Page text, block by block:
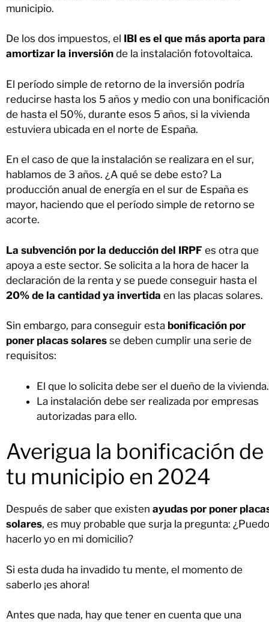
municipio.
De los dos impuestos, el IBI es el que más aporta para
amortizar la inversión de la instalación fotovoltaica.
El período simple de retorno de la inversión podría
reducirse hasta los 5 años y medio con una bonificación
de hasta el 50%, durante esos 5 años, si la vivienda
estuviera ubicada en el norte de España.
En el caso de que la instalación se realizara en el sur,
hablamos de 3 años. ¿A qué se debe esto? La
producción anual de energía en el sur de España es
mayor, haciendo que el período simple de retorno se
acorte.
La subvención por la deducción del IRPF es otra que
apoya a este sector. Se solicita a la hora de hacer la
declaración de la renta y se puede conseguir hasta el
20% de la cantidad ya invertida en las placas solares.
Sin embargo, para conseguir esta bonificación por
poner placas solares se deben cumplir una serie de
requisitos:
El que lo solicita debe ser el dueño de la
La instalación debe ser realizada por empresas
autorizadas para ello.
Averigua la bonificación de
tu municipio en 2024
Después de saber que existen ayudas por poner
solares, es muy probable que surja la pregunta: ¿Puedo
hacerlo yo en mi domicilio?
Si esta duda ha invadido tu mente, el momento de
saberlo ¡es ahora!
Antes que nada, hay que tener en cuenta que una